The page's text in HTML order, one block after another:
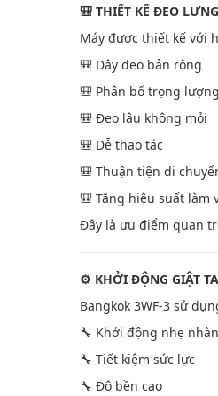
🎒 THIẾT KẾ ĐEO
Máy được thiết kế với
🎒 Dây đeo bản rộng
🎒 Phân bổ trọng
🎒 Đeo lâu không mỏi
🎒 Dễ thao tác
🎒 Thuận tiện di
🎒 Tăng hiệu suất làm
Đây là ưu điểm quan
⚙️ KHỞI ĐỘNG GIẬT
Bangkok 3WF-3 sử
🔧 Khởi động nhẹ
🔧 Tiết kiệm sức lực
🔧 Độ bền cao